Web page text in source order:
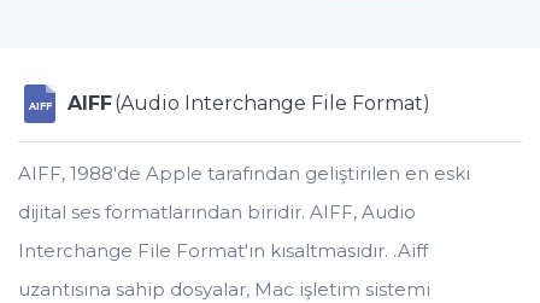
AIFF AIFF(Audio Interchange File Format)
AIFF, 1988'de Apple tarafından geliştirilen en eski
dijital ses formatlarından biridir. AIFF, Audio
Interchange File Format'ın kısaltmasıdır. .Aiff
uzantısına sahip dosyalar, Mac işletim sistemi